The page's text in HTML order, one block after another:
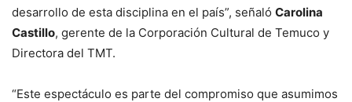
desarrollo de esta disciplina en el país”, señaló Carolina
Castillo, gerente de la Corporación Cultural de Temuco y
Directora del TMT.
“Este espectáculo es parte del compromiso que asumimos